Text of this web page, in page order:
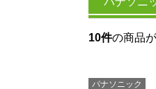
10件の商品
パナソニック